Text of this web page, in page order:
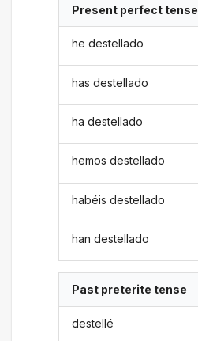
Present perfect tense
he destellado
has destellado
ha destellado
hemos destellado
habéis destellado
han destellado
Past preterite tense
destellé